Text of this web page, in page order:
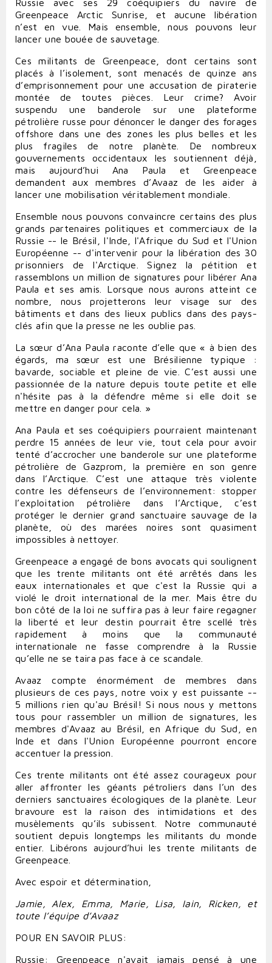
Russie avec ses 29 coéquipiers du navire de
Greenpeace Arctic Sunrise, et aucune libération
n’est en vue. Mais ensemble, nous pouvons leur
lancer une bouée de sauvetage.
Ces militants de Greenpeace, dont certains sont
placés à l’isolement, sont menacés de quinze ans
d’emprisonnement pour une accusation de piraterie
montée de toutes pièces. Leur crime? Avoir
suspendu une banderole sur une plateforme
pétrolière russe pour dénoncer le danger des forages
offshore dans une des zones les plus belles et les
plus fragiles de notre planète. De nombreux
gouvernements occidentaux les soutiennent déjà,
mais aujourd’hui Ana Paula et Greenpeace
demandent aux membres d’Avaaz de les aider à
lancer une mobilisation véritablement mondiale.
Ensemble nous pouvons convaincre certains des plus
grands partenaires politiques et commerciaux de la
Russie -- le Brésil, l'Inde, l'Afrique du Sud et l'Union
Européenne -- d'intervenir pour la libération des 30
prisonniers de l'Arctique. Signez la pétition et
rassemblons un million de signatures pour libérer Ana
Paula et ses amis. Lorsque nous aurons atteint ce
nombre, nous projetterons leur visage sur des
bâtiments et dans des lieux publics dans des pays-
clés afin que la presse ne les oublie pas.
La sœur d’Ana Paula raconte d’elle que « à bien des
égards, ma sœur est une Brésilienne typique :
bavarde, sociable et pleine de vie. C’est aussi une
passionnée de la nature depuis toute petite et elle
n'hésite pas à la défendre même si elle doit se
mettre en danger pour cela. »
Ana Paula et ses coéquipiers pourraient maintenant
perdre 15 années de leur vie, tout cela pour avoir
tenté d’accrocher une banderole sur une plateforme
pétrolière de Gazprom, la première en son genre
dans l’Arctique. C’est une attaque très violente
contre les défenseurs de l’environnement: stopper
l’exploitation pétrolière dans l’Arctique, c’est
protéger le dernier grand sanctuaire sauvage de la
planète, où des marées noires sont quasiment
impossibles à nettoyer.
Greenpeace a engagé de bons avocats qui soulignent
que les trente militants ont été arrêtés dans les
eaux internationales et que c'est la Russie qui a
violé le droit international de la mer. Mais être du
bon côté de la loi ne suffira pas à leur faire regagner
la liberté et leur destin pourrait être scellé très
rapidement à moins que la communauté
internationale ne fasse comprendre à la Russie
qu’elle ne se taira pas face à ce scandale.
Avaaz compte énormément de membres dans
plusieurs de ces pays, notre voix y est puissante --
5 millions rien qu'au Brésil! Si nous nous y mettons
tous pour rassembler un million de signatures, les
membres d'Avaaz au Brésil, en Afrique du Sud, en
Inde et dans l'Union Européenne pourront encore
accentuer la pression.
Ces trente militants ont été assez courageux pour
aller affronter les géants pétroliers dans l’un des
derniers sanctuaires écologiques de la planète. Leur
bravoure est la raison des intimidations et des
musèlements qu’ils subissent. Notre communauté
soutient depuis longtemps les militants du monde
entier. Libérons aujourd’hui les trente militants de
Greenpeace.
Avec espoir et détermination,
Jamie, Alex, Emma, Marie, Lisa, Iain, Ricken, et
toute l’équipe d’Avaaz
POUR EN SAVOIR PLUS:
Russie: Greenpeace n'avait jamais pensé à une